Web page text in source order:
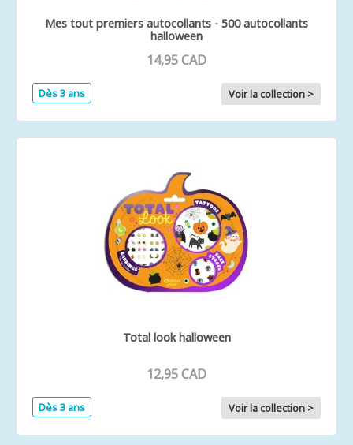
Mes tout premiers autocollants - 500 autocollants
halloween
14,95 CAD
Dès 3 ans Voir la collection >
Total look halloween
12,95 CAD
Dès 3 ans Voir la collection >